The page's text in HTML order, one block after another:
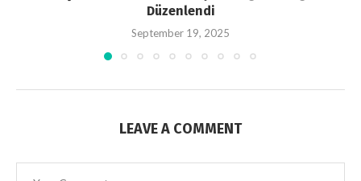
Düzenlendi
September 19, 2025
LEAVE A COMMENT